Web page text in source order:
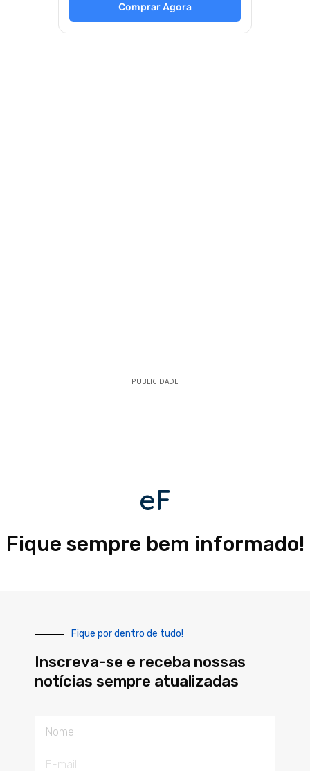
Comprar Agora
PUBLICIDADE
eF
Fique sempre bem informado!
Fique por dentro de tudo!
Inscreva-se e receba nossas
notícias sempre atualizadas